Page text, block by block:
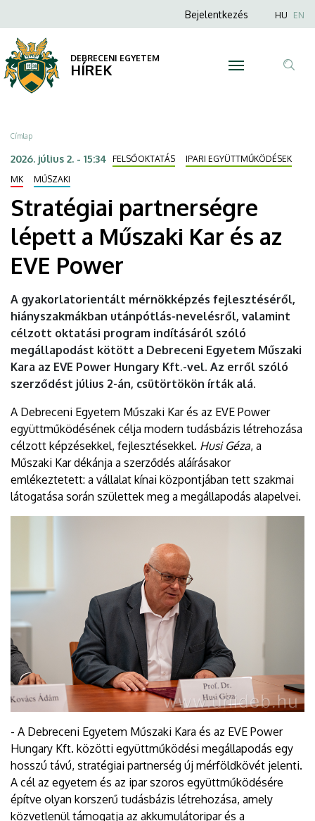
partnerségre
lépett
Műszaki
Kar
és
az
EVE
Power
DEBRECENI
EGYETEM
a
tartalomra
Anonim
menüje
Bejelentkezés HU EN
DEBRECENI EGYETEM
HÍREK
Morzsa
Címlap
2026. július 2. - 15:34 FELSŐOKTATÁS
IPARI EGYÜTTMŰKÖDÉSEK
MK
MŰSZAKI
Stratégiai partnerségre
lépett a Műszaki Kar és az
EVE Power
A gyakorlatorientált mérnökképzés fejlesztéséről,
hiányszakmákban utánpótlás-nevelésről, valamint
célzott oktatási program indításáról szóló
megállapodást kötött a Debreceni Egyetem Műszaki
Kara az EVE Power Hungary Kft.-vel. Az erről szóló
szerződést július 2-án, csütörtökön írták alá.
A Debreceni Egyetem Műszaki Kar és az EVE Power
együttműködésének célja modern tudásbázis létrehozása
célzott képzésekkel, fejlesztésekkel. Husi Géza, a
Műszaki Kar dékánja a szerződés aláírásakor
emlékeztetett: a vállalat kínai központjában tett szakmai
látogatása során születtek meg a megállapodás alapelvei.
- A Debreceni Egyetem Műszaki Kara és az EVE Power
Hungary Kft. közötti együttműködési megállapodás egy
hosszú távú, stratégiai partnerség új mérföldkövét jelenti.
A cél az egyetem és az ipar szoros együttműködésére
építve olyan korszerű tudásbázis létrehozása, amely
közvetlenül támogatja az akkumulátoripar és a